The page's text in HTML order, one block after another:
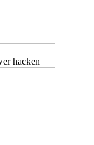
hacken